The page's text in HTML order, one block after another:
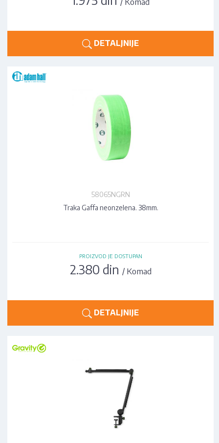
DETALJNIJE
58065NGRN
Traka Gaffa neonzelena. 38mm.
PROIZVOD JE DOSTUPAN
2.380 din / Komad
DETALJNIJE